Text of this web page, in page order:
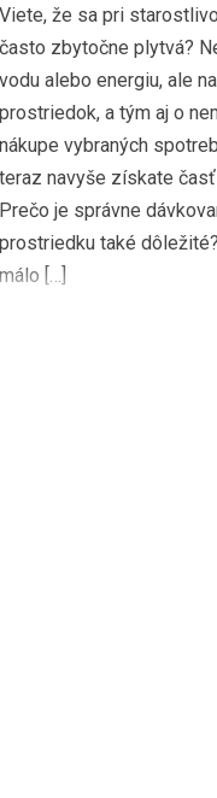
Viete, že sa pri
často zbytočne plytvá?
vodu alebo energiu, ale
prostriedok, a tým aj o
nákupe vybraných
teraz navyše získate
Prečo je správne
prostriedku také
málo […]